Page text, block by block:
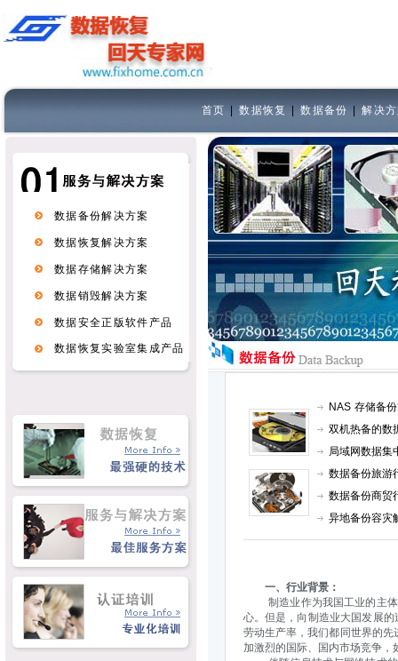
首页 |数据恢复 |数据备份 |解决
数据备份解决方案
数据恢复解决方案
数据存储解决方案
数据销毁解决方案
数据安全正版软件产品
数据恢复实验室集成产品
NAS 存储备
双机热备的数
局域网数据集
数据备份旅游
数据备份商贸
异地备份容灾
一、行业背景：
制造业作为我国工业的主体
心。但是，向制造业大国发展
劳动生产率，我们都同世界的
加激烈的国际、国内市场竞争